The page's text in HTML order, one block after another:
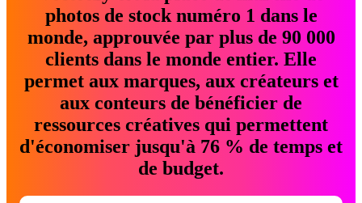
photos de stock numéro 1 dans le
monde, approuvée par plus de 90 000
clients dans le monde entier. Elle
permet aux marques, aux créateurs et
aux conteurs de bénéficier de
ressources créatives qui permettent
d'économiser jusqu'à 76 % de temps et
de budget.